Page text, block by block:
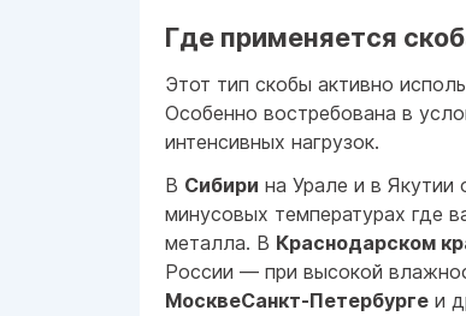
Где применяется
Этот тип скобы активно
Особенно востребована в
интенсивных нагрузок.
В Сибири на Урале и в Якутии
минусовых температурах где
металла. В Краснодарском
России — при высокой
МосквеСанкт-Петербурге и